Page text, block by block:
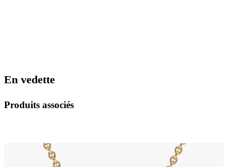
En vedette
Produits associés